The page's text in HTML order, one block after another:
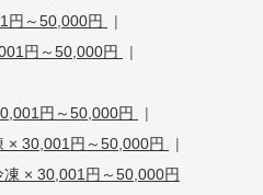
円～50,000円
|
円～50,000円
|
円～50,000円
|
× 30,001円～50,000円
|
× 30,001円～50,000円